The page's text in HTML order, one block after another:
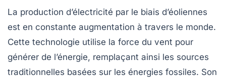
La production d’électricité par le biais d’éoliennes
est en constante augmentation à travers le monde.
Cette technologie utilise la force du vent pour
générer de l’énergie, remplaçant ainsi les sources
traditionnelles basées sur les énergies fossiles. Son